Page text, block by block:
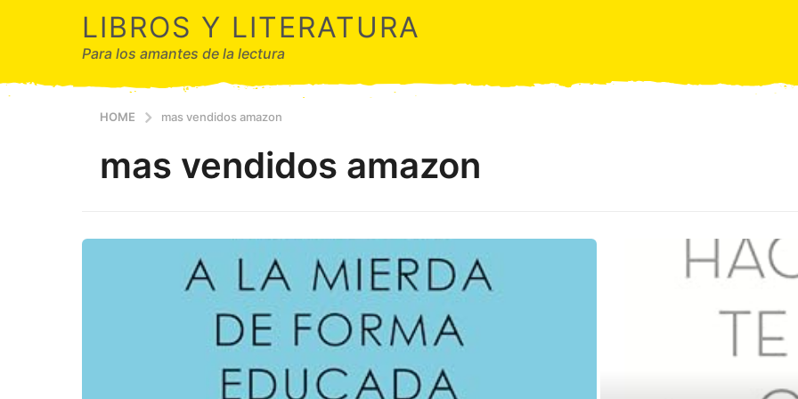
LIBROS Y LITERATURA
Para los amantes de la lectura
HOME mas vendidos amazon
mas vendidos amazon